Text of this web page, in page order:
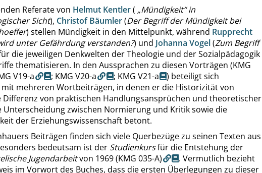
Referate von Helmut Kentler( „Mündigkeit“in
Sicht), Christof Bäumler(Der Begriff der Mündigkeit bei
) stellen Mündigkeit in den Mittelpunkt, während Rupprecht
unter Gefährdung verstanden?) und Johanna Vogel(Zum Begriff
die jeweiligen Denkwelten der Theologie und der Sozialpädagogik
thematisieren. In den Aussprachen zu diesen Vorträgen (KMG
V19-a ; KMG V20-a ; KMG V21-a
) beteiligt sich
mehreren Wortbeiträgen, in denen er die Historizität von
Differenz von praktischen Handlungsansprüchen und theoretischer
Unterscheidung zwischen Normierung und Kritik sowie die
der Erziehungswissenschaft betont.
Beiträgen finden sich viele Querbezüge zu seinen Texten aus
bedeutsam ist der Studienkursfür die Entstehung der
Jugendarbeitvon 1969(KMG 035-A)
. Vermutlich bezieht
im Vorwort des Buches, dass die ersten Überlegungen zu dieser